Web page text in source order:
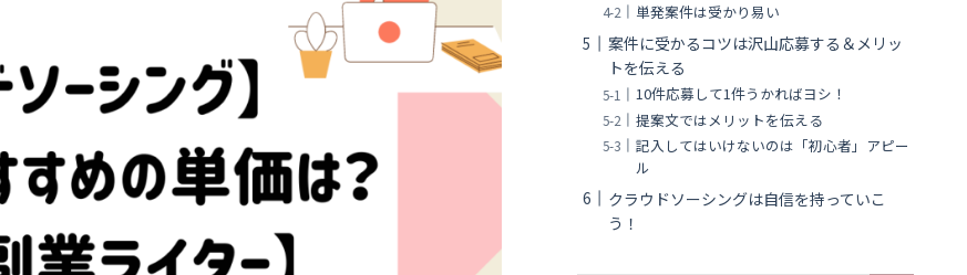
単発案件は受かり易い
案件に受かるコツは沢山応募する＆メリッ
トを伝える
10件応募して1件うかればヨシ！
提案文ではメリットを伝える
記入してはいけないのは「初心者」アピー
ル
クラウドソーシングは自信を持っていこ
う！